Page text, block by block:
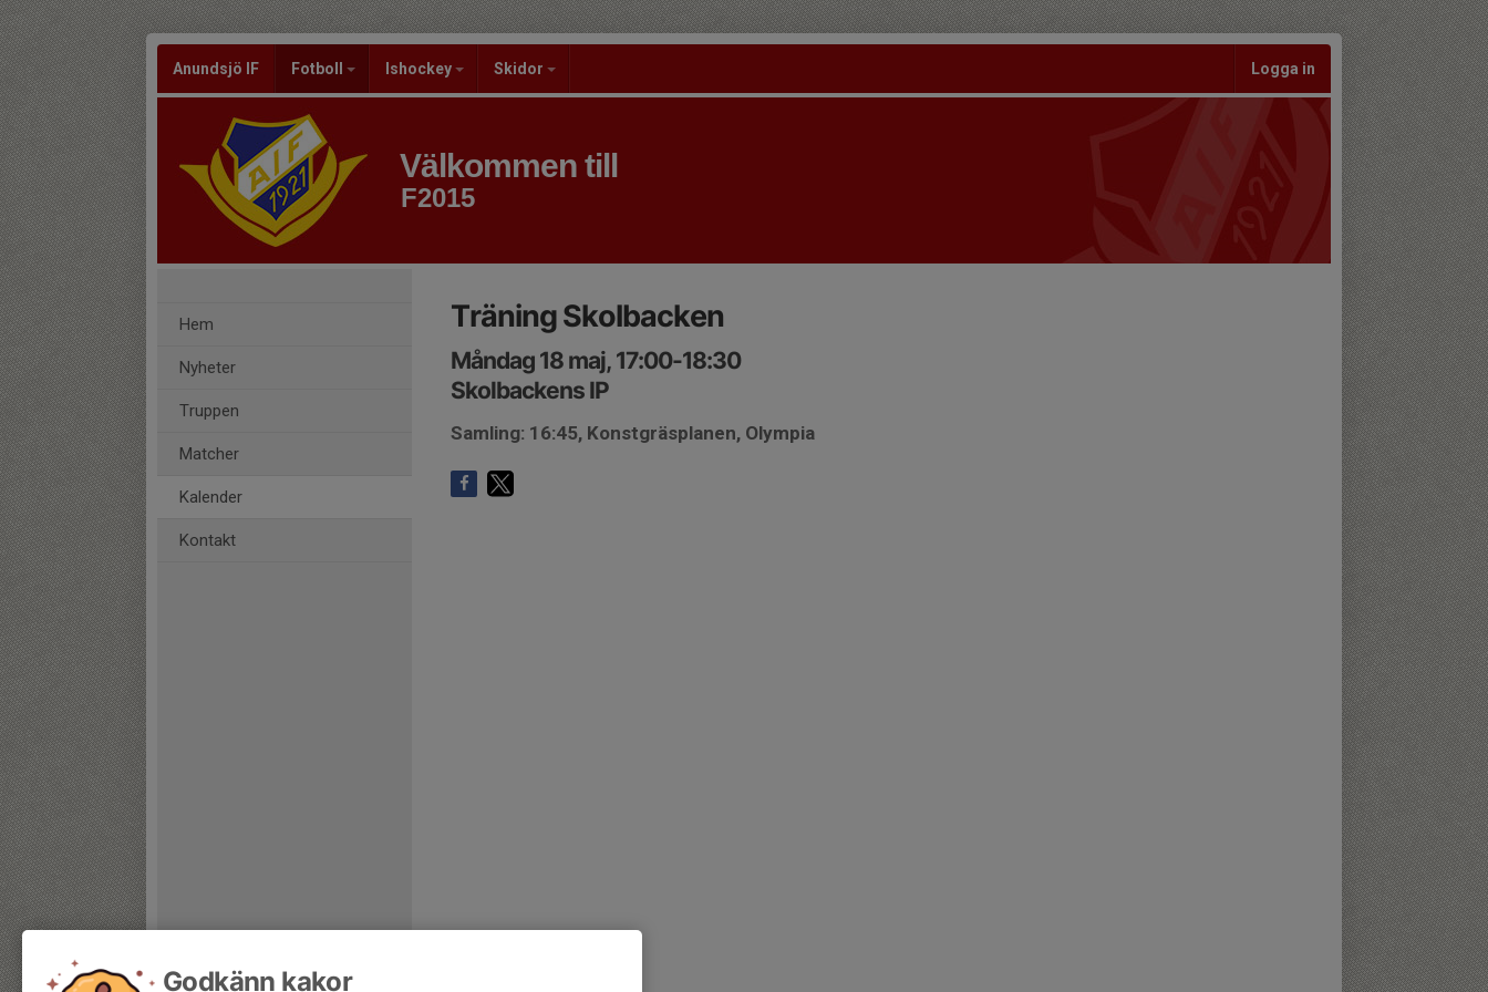
Anundsjö IF Fotboll Ishockey Skidor Logga in
Välkommen till
F2015
Hem
Nyheter
Truppen
Matcher
Kalender
Kontakt
Träning Skolbacken
Måndag 18 maj, 17:00-18:30
Skolbackens IP
Samling: 16:45, Konstgräsplanen, Olympia
Godkänn kakor